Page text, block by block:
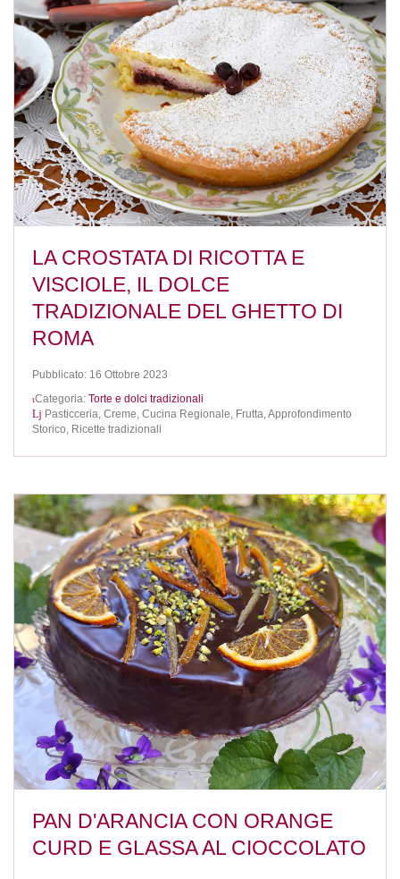
LA CROSTATA DI RICOTTA E
VISCIOLE, IL DOLCE
TRADIZIONALE DEL GHETTO DI
ROMA
Pubblicato: 16 Ottobre 2023
Categoria: Torte e dolci tradizionali
Pasticceria, Creme, Cucina Regionale, Frutta,Approfondimento
Storico, Ricette tradizionali
PAN D'ARANCIA CON ORANGE
CURD E GLASSA AL CIOCCOLATO